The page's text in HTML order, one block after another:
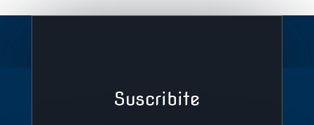
Suscribite